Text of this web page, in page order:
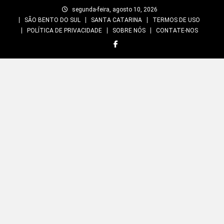
segunda-feira, agosto 10, 2026
SÃO BENTO DO SUL
SANTA CATARINA
TERMOS DE USO
POLÍTICA DE PRIVACIDADE
SOBRE NÓS CONTATE-NOS